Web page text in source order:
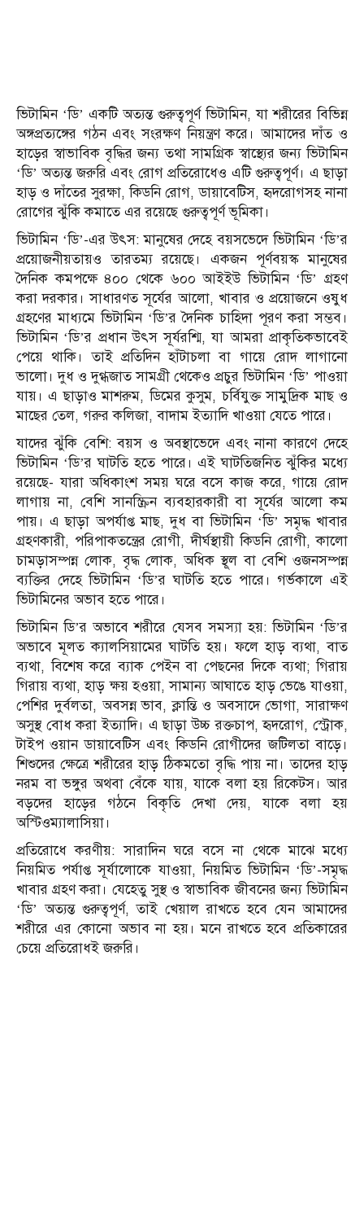
ভিটামিন ‘ডি’ একটি অত্যন্ত গুরুত্বপূর্ণ ভিটামিন, যা শরীরের বিভিন্ন
অঙ্গপ্রত্যঙ্গের গঠন এবং সংরক্ষণ নিয়ন্ত্রণ করে। আমাদের দাঁত ও
হাড়ের স্বাভাবিক বৃদ্ধির জন্য তথা সামগ্রিক স্বাস্থ্যের জন্য ভিটামিন
‘ডি’ অত্যন্ত জরুরি এবং রোগ প্রতিরোধেও এটি গুরুত্বপূর্ণ। এ ছাড়া
হাড় ও দাঁতের সুরক্ষা, কিডনি রোগ, ডায়াবেটিস, হৃদরোগসহ নানা
রোগের ঝুঁকি কমাতে এর রয়েছে গুরুত্বপূর্ণ ভূমিকা।
ভিটামিন ‘ডি’-এর উৎস: মানুষের দেহে বয়সভেদে ভিটামিন ‘ডি’র
প্রয়োজনীয়তায়ও তারতম্য রয়েছে। একজন পূর্ণবয়স্ক মানুষের
দৈনিক কমপক্ষে ৪০০ থেকে ৬০০ আইইউ ভিটামিন ‘ডি’ গ্রহণ
করা দরকার। সাধারণত সূর্যের আলো, খাবার ও প্রয়োজনে ওষুধ
গ্রহণের মাধ্যমে ভিটামিন ‘ডি’র দৈনিক চাহিদা পূরণ করা সম্ভব।
ভিটামিন ‘ডি’র প্রধান উৎস সূর্যরশ্মি, যা আমরা প্রাকৃতিকভাবেই
পেয়ে থাকি। তাই প্রতিদিন হাঁটাচলা বা গায়ে রোদ লাগানো
ভালো। দুধ ও দুগ্ধজাত সামগ্রী থেকেও প্রচুর ভিটামিন ‘ডি’ পাওয়া
যায়। এ ছাড়াও মাশরুম, ডিমের কুসুম, চর্বিযুক্ত সামুদ্রিক মাছ ও
মাছের তেল, গরুর কলিজা, বাদাম ইত্যাদি খাওয়া যেতে পারে।
যাদের ঝুঁকি বেশি: বয়স ও অবস্থাভেদে এবং নানা কারণে দেহে
ভিটামিন ‘ডি’র ঘাটতি হতে পারে। এই ঘাটতিজনিত ঝুঁকির মধ্যে
রয়েছে- যারা অধিকাংশ সময় ঘরে বসে কাজ করে, গায়ে রোদ
লাগায় না, বেশি সানস্ক্রিন ব্যবহারকারী বা সূর্যের আলো কম
পায়। এ ছাড়া অপর্যাপ্ত মাছ, দুধ বা ভিটামিন ‘ডি’ সমৃদ্ধ খাবার
গ্রহণকারী, পরিপাকতন্ত্রের রোগী, দীর্ঘস্থায়ী কিডনি রোগী, কালো
চামড়াসম্পন্ন লোক, বৃদ্ধ লোক, অধিক স্থূল বা বেশি ওজনসম্পন্ন
ব্যক্তির দেহে ভিটামিন ‘ডি’র ঘাটতি হতে পারে। গর্ভকালে এই
ভিটামিনের অভাব হতে পারে।
ভিটামিন ডি’র অভাবে শরীরে যেসব সমস্যা হয়: ভিটামিন ‘ডি’র
অভাবে মূলত ক্যালসিয়ামের ঘাটতি হয়। ফলে হাড় ব্যথা, বাত
ব্যথা, বিশেষ করে ব্যাক পেইন বা পেছনের দিকে ব্যথা; গিরায়
গিরায় ব্যথা, হাড় ক্ষয় হওয়া, সামান্য আঘাতে হাড় ভেঙে যাওয়া,
পেশির দুর্বলতা, অবসন্ন ভাব, ক্লান্তি ও অবসাদে ভোগা, সারাক্ষণ
অসুস্থ বোধ করা ইত্যাদি। এ ছাড়া উচ্চ রক্তচাপ, হৃদরোগ, স্ট্রোক,
টাইপ ওয়ান ডায়াবেটিস এবং কিডনি রোগীদের জটিলতা বাড়ে।
শিশুদের ক্ষেত্রে শরীরের হাড় ঠিকমতো বৃদ্ধি পায় না। তাদের হাড়
নরম বা ভঙ্গুর অথবা বেঁকে যায়, যাকে বলা হয় রিকেটস। আর
বড়দের হাড়ের গঠনে বিকৃতি দেখা দেয়, যাকে বলা হয়
অস্টিওম্যালাসিয়া।
প্রতিরোধে করণীয়: সারাদিন ঘরে বসে না থেকে মাঝে মধ্যে
নিয়মিত পর্যাপ্ত সূর্যালোকে যাওয়া, নিয়মিত ভিটামিন ‘ডি’-সমৃদ্ধ
খাবার গ্রহণ করা। যেহেতু সুস্থ ও স্বাভাবিক জীবনের জন্য ভিটামিন
‘ডি’ অত্যন্ত গুরুত্বপূর্ণ, তাই খেয়াল রাখতে হবে যেন আমাদের
শরীরে এর কোনো অভাব না হয়। মনে রাখতে হবে প্রতিকারের
চেয়ে প্রতিরোধই জরুরি।